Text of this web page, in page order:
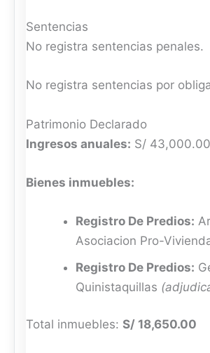
Sentencias
No registra sentencias penales.
No registra sentencias por
Patrimonio Declarado
Ingresos anuales: S/ 43,000.00
Bienes inmuebles:
Registro De Predios:
Asociacion Pro-
Registro De Predios:
Quinistaquillas
Total inmuebles: S/ 18,650.00